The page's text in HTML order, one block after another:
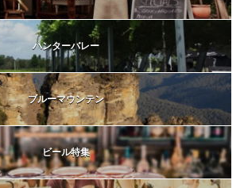
ハンターバレー
ブルーマウンテン
ビール特集